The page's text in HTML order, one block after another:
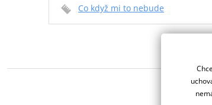
Co když mi to nebude